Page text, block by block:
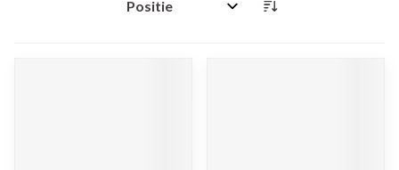
Sorteer op: